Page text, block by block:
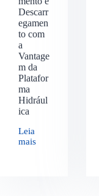
Descarr
egamen
to com
a
Vantage
m da
Platafor
ma
Hidrául
ica
Leia
mais